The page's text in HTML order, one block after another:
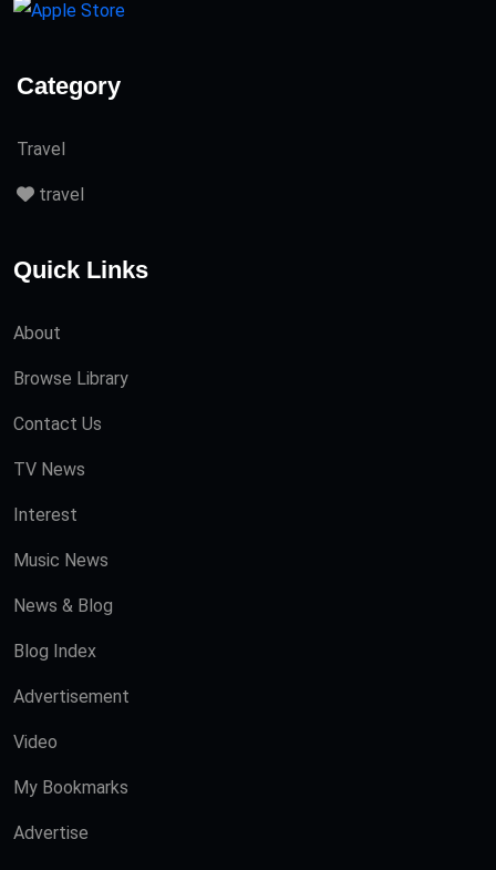
Category
Travel
travel
Quick Links
About
Browse Library
Contact Us
TV News
Interest
Music News
News & Blog
Blog Index
Advertisement
Video
My Bookmarks
Advertise